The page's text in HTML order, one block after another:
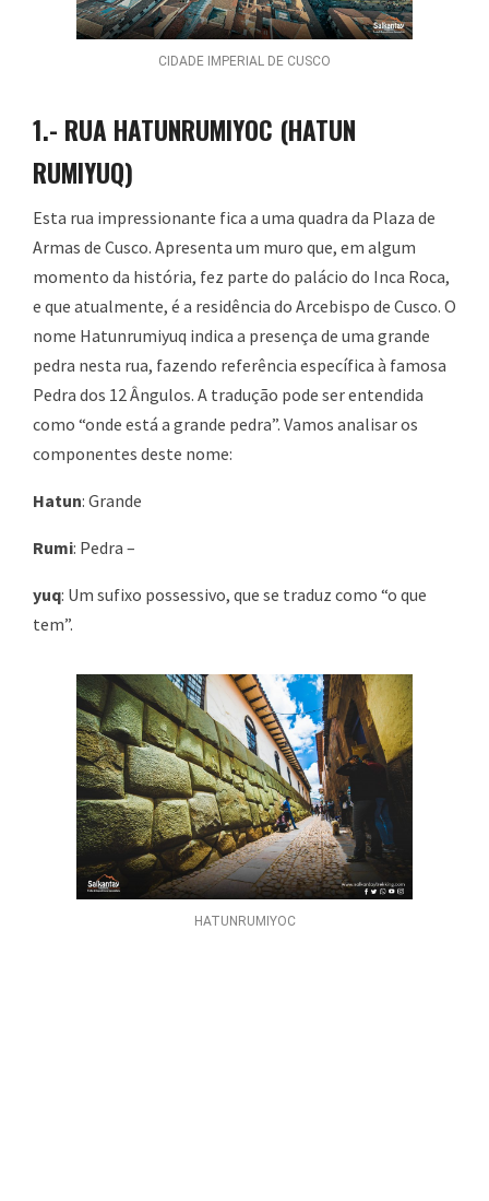
CIDADE IMPERIAL DE CUSCO
1.- RUA HATUNRUMIYOC (HATUN
RUMIYUQ)
Esta rua impressionante fica a uma quadra da Plaza de
Armas de Cusco. Apresenta um muro que, em algum
momento da história, fez parte do palácio do Inca Roca,
e que atualmente, é a residência do Arcebispo de Cusco. O
nome Hatunrumiyuq indica a presença de uma grande
pedra nesta rua, fazendo referência específica à famosa
Pedra dos 12 Ângulos. A tradução pode ser entendida
como “onde está a grande pedra”. Vamos analisar os
componentes deste nome:
Hatun: Grande
Rumi: Pedra –
yuq: Um sufixo possessivo, que se traduz como “o que
tem”.
HATUNRUMIYOC